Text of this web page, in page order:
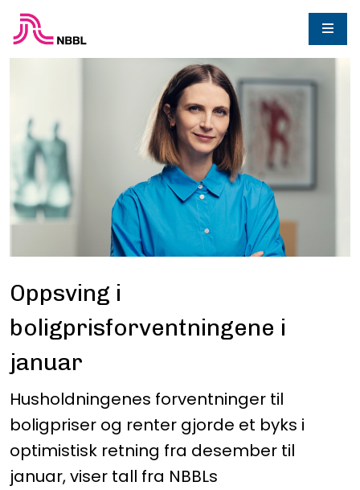
Oppsving i
boligprisforventningene i
januar
Husholdningenes forventninger til
boligpriser og renter gjorde et byks i
optimistisk retning fra desember til
januar, viser tall fra NBBLs